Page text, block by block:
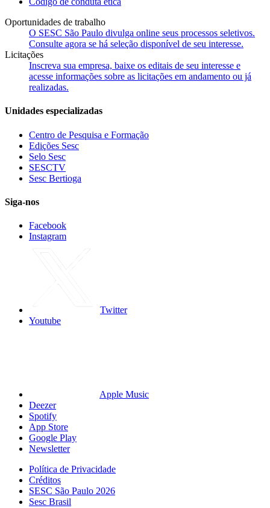
Oportunidades de trabalho
O SESC São Paulo divulga online seus processos seletivos.
Consulte agora se há seleção disponível de seu interesse.
Licitações
Inscreva sua empresa, baixe os editais de seu interesse e
acesse informações sobre as licitações em andamento ou já
realizadas.
Unidades especializadas
Centro de Pesquisa e Formação
Edições Sesc
Selo Sesc
SESCTV
Sesc Bertioga
Siga-nos
Facebook
Instagram
Twitter
Youtube
Apple Music
Deezer
Spotify
App Store
Google Play
Newsletter
Política de Privacidade
Créditos
SESC São Paulo 2026
Sesc Brasil